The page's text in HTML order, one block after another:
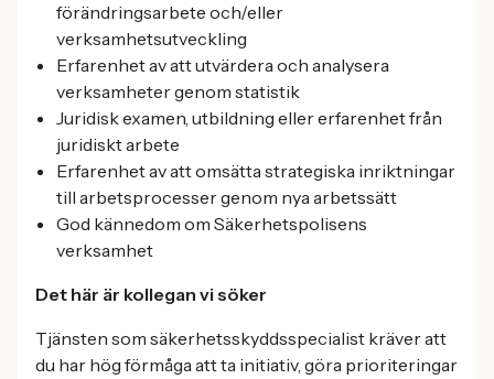
förändringsarbete och/eller
verksamhetsutveckling
Erfarenhet av att utvärdera och analysera
verksamheter genom statistik
Juridisk examen, utbildning eller erfarenhet från
juridiskt arbete
Erfarenhet av att omsätta strategiska inriktningar
till arbetsprocesser genom nya arbetssätt
God kännedom om Säkerhetspolisens
verksamhet
Det här är kollegan vi söker
Tjänsten som säkerhetsskyddsspecialist kräver att
du har hög förmåga att ta initiativ, göra prioriteringar